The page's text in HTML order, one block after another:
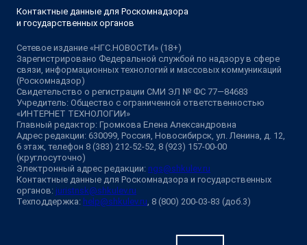
Контактные данные для Роскомнадзора
и государственных органов
Сетевое издание «НГС.НОВОСТИ» (18+)
Зарегистрировано Федеральной службой по надзору в сфере
связи, информационных технологий и массовых коммуникаций
(Роскомнадзор)
Свидетельство о регистрации СМИ ЭЛ № ФС 77—84683
Учредитель: Общество с ограниченной ответственностью
«ИНТЕРНЕТ ТЕХНОЛОГИИ»
Главный редактор: Громкова Елена Александровна
Адрес редакции: 630099, Россия, Новосибирск, ул. Ленина, д. 12,
6 этаж, телефон 8 (383) 212-52-52, 8 (923) 157-00-00
(круглосуточно)
Электронный адрес редакции: ngs@shkulev.ru
Контактные данные для Роскомнадзора и государственных
органов: juristnsk@shkulev.ru
Техподдержка: help@shkulev.ru , 8 (800) 200-03-83 (доб.3)